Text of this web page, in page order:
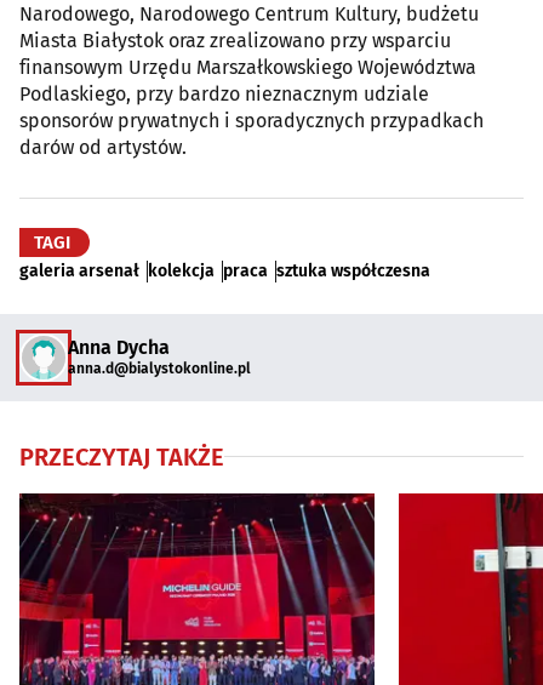
Narodowego, Narodowego Centrum Kultury, budżetu
Miasta Białystok oraz zrealizowano przy wsparciu
finansowym Urzędu Marszałkowskiego Województwa
Podlaskiego, przy bardzo nieznacznym udziale
sponsorów prywatnych i sporadycznych przypadkach
darów od artystów.
TAGI
galeria arsenał kolekcja praca sztuka współczesna
Anna Dycha
anna.d@bialystokonline.pl
PRZECZYTAJ TAKŻE